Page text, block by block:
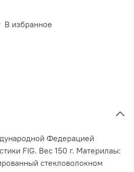
В избранное
Федерацией
FIG. Вес 150 г. Материлаы:
стекловолокном